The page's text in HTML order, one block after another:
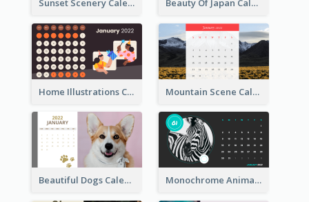
Sunset Scenery Calendar Beauty Of Japan Calendar
Home Illustrations Calendar Mountain Scene Calendar
Beautiful Dogs Calendar Monochrome Animals Calendar